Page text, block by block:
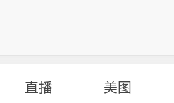
直播 美图